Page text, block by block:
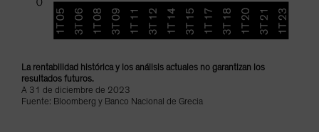
La rentabilidad histórica y los análisis actuales no garantizan los
resultados futuros.
A 31 de diciembre de 2023
Fuente: Bloomberg y Banco Nacional de Grecia